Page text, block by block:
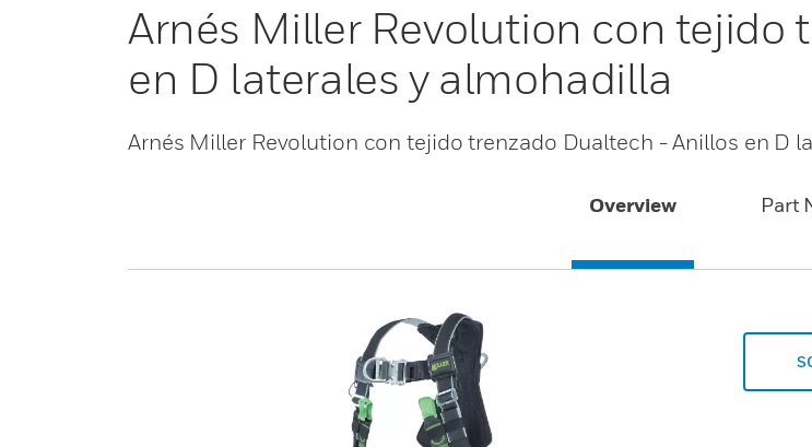
Arnés Miller Revolution con tejido
en D laterales y almohadilla
Arnés Miller Revolution con tejido trenzado Dualtech - Anillos en D
Overview Part